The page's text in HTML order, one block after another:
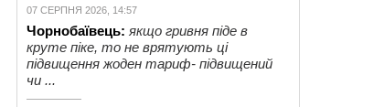
07 СЕРПНЯ 2026, 14:57
Чорнобаївець: якщо гривня піде в
круте піке, то не врятують ці
підвищення жоден тариф- підвищений
чи ...